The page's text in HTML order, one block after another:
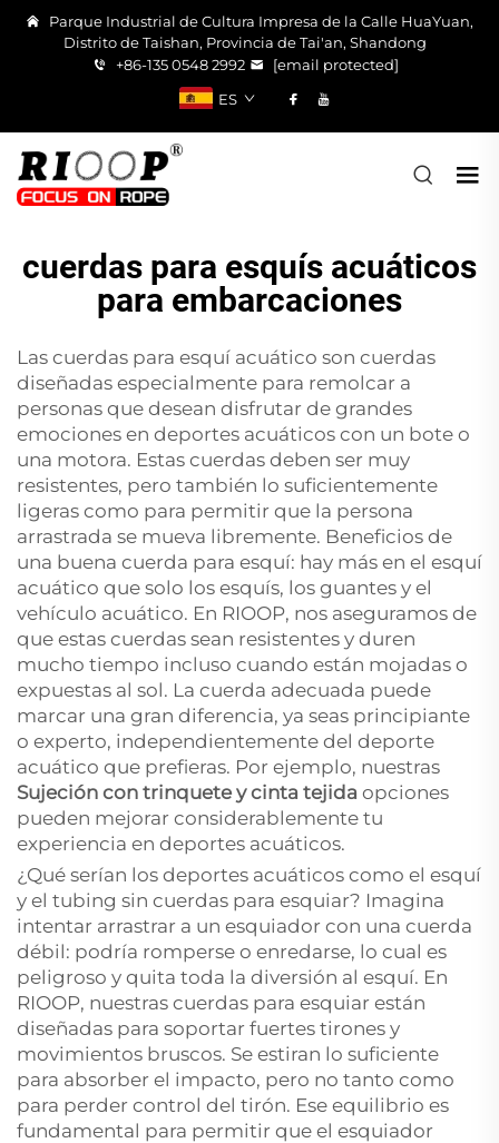
Parque Industrial de Cultura Impresa de la Calle HuaYuan,
Distrito de Taishan, Provincia de Tai'an, Shandong
+86-135 0548 2992
[email protected]
ES
cuerdas para esquís acuáticos
para embarcaciones
Las cuerdas para esquí acuático son cuerdas
diseñadas especialmente para remolcar a
personas que desean disfrutar de grandes
emociones en deportes acuáticos con un bote o
una motora. Estas cuerdas deben ser muy
resistentes, pero también lo suficientemente
ligeras como para permitir que la persona
arrastrada se mueva libremente. Beneficios de
una buena cuerda para esquí: hay más en el esquí
acuático que solo los esquís, los guantes y el
vehículo acuático. En RIOOP, nos aseguramos de
que estas cuerdas sean resistentes y duren
mucho tiempo incluso cuando están mojadas o
expuestas al sol. La cuerda adecuada puede
marcar una gran diferencia, ya seas principiante
o experto, independientemente del deporte
acuático que prefieras. Por ejemplo, nuestras
Sujeción con trinquete y cinta tejida opciones
pueden mejorar considerablemente tu
experiencia en deportes acuáticos.
¿Qué serían los deportes acuáticos como el esquí
y el tubing sin cuerdas para esquiar? Imagina
intentar arrastrar a un esquiador con una cuerda
débil: podría romperse o enredarse, lo cual es
peligroso y quita toda la diversión al esquí. En
RIOOP, nuestras cuerdas para esquiar están
diseñadas para soportar fuertes tirones y
movimientos bruscos. Se estiran lo suficiente
para absorber el impacto, pero no tanto como
para perder control del tirón. Ese equilibrio es
fundamental para permitir que el esquiador